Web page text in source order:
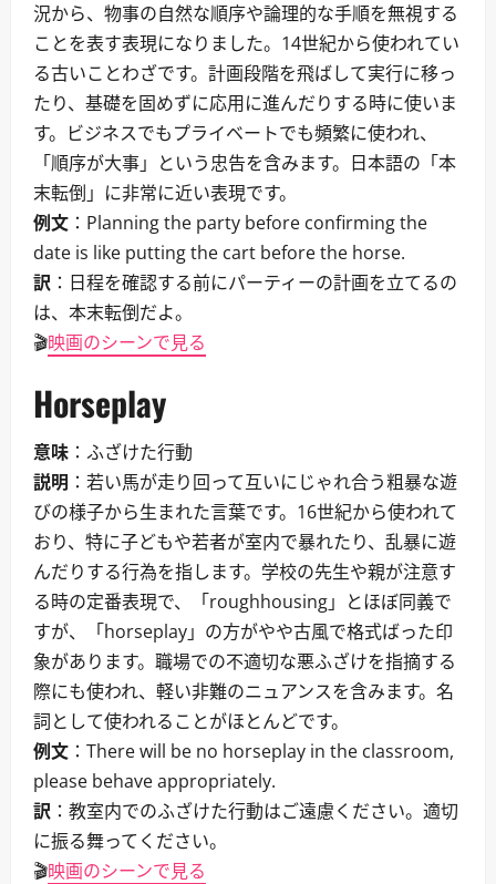
況から、物事の自然な順序や論理的な手順を無視する
ことを表す表現になりました。14世紀から使われてい
る古いことわざです。計画段階を飛ばして実行に移っ
たり、基礎を固めずに応用に進んだりする時に使いま
す。ビジネスでもプライベートでも頻繁に使われ、
「順序が大事」という忠告を含みます。日本語の「本
末転倒」に非常に近い表現です。
例文 ：Planning the party before confirming the
date is like putting the cart before the horse.
訳 ：日程を確認する前にパーティーの計画を立てるの
は、本末転倒だよ。
🎬映画のシーンで見る
Horseplay
意味 ：ふざけた行動
説明 ：若い馬が走り回って互いにじゃれ合う粗暴な遊
びの様子から生まれた言葉です。16世紀から使われて
おり、特に子どもや若者が室内で暴れたり、乱暴に遊
んだりする行為を指します。学校の先生や親が注意す
る時の定番表現で、「roughhousing」とほぼ同義で
すが、「horseplay」の方がやや古風で格式ばった印
象があります。職場での不適切な悪ふざけを指摘する
際にも使われ、軽い非難のニュアンスを含みます。名
詞として使われることがほとんどです。
例文 ：There will be no horseplay in the classroom,
please behave appropriately.
訳 ：教室内でのふざけた行動はご遠慮ください。適切
に振る舞ってください。
🎬映画のシーンで見る